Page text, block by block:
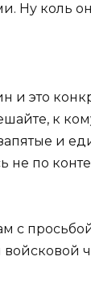
Ну коль
и это
к
и
не по